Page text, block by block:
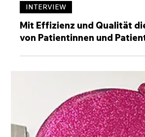
INTERVIEW
Mit Effizienz und Qualität